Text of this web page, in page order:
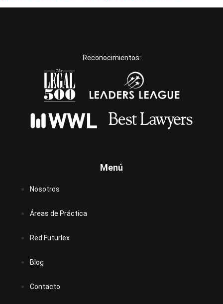
Reconocimientos:
Menú
Nosotros
Áreas de Práctica
Red Futurlex
Blog
Contacto